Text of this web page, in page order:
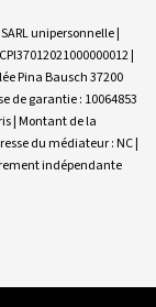
unipersonnelle |
|
Pina Bausch 37200
de garantie : 10064853
| Montant de la
du médiateur : NC |
indépendante